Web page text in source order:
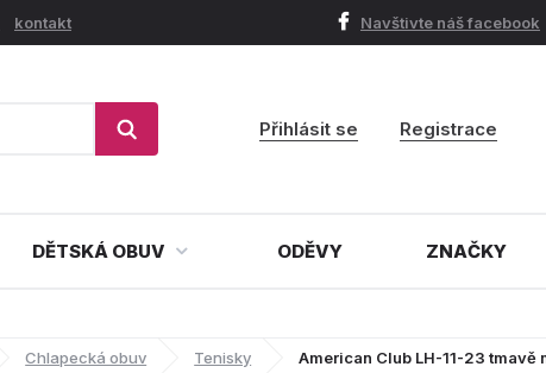
kontakt Navštivte náš facebook
Přihlásit se Registrace
DĚTSKÁ OBUV ODĚVY ZNAČKY
Chlapecká obuv Tenisky American Club LH-11-23 tmavě